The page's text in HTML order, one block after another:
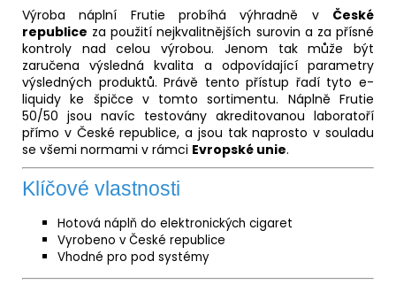
Výroba náplní Frutie probíhá výhradně v České
republice za použití nejkvalitnějších surovin a za přísné
kontroly nad celou výrobou. Jenom tak může být
zaručena výsledná kvalita a odpovídající parametry
výsledných produktů. Právě tento přístup řadí tyto e-
liquidy ke špičce v tomto sortimentu. Náplně Frutie
50/50 jsou navíc testovány akreditovanou laboratoří
přímo v České republice, a jsou tak naprosto v souladu
se všemi normami v rámci Evropské unie.
Klíčové vlastnosti
Hotová náplň do elektronických cigaret
Vyrobeno v České republice
Vhodné pro pod systémy